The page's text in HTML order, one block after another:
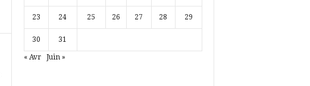
23 24 25 26 27 28 29
30 31
« Avr Juin »